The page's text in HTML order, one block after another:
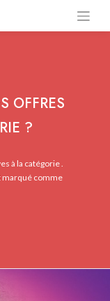
OFFRES
?
à la catégorie .
marqué comme